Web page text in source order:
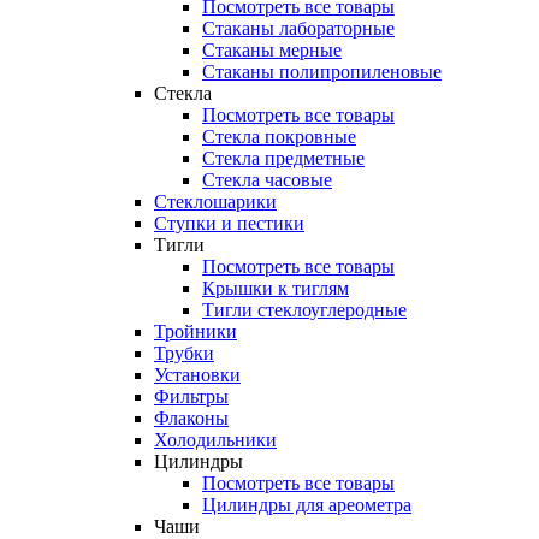
Посмотреть все товары
Стаканы лабораторные
Стаканы мерные
Стаканы полипропиленовые
Стекла
Посмотреть все товары
Стекла покровные
Стекла предметные
Стекла часовые
Стеклошарики
Ступки и пестики
Тигли
Посмотреть все товары
Крышки к тиглям
Тигли стеклоуглеродные
Тройники
Трубки
Установки
Фильтры
Флаконы
Холодильники
Цилиндры
Посмотреть все товары
Цилиндры для ареометра
Чаши